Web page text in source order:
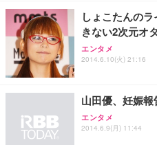
しょこたんの
きない2次元オ
エンタメ
2014.6.10(火) 21:16
山田優、妊娠
エンタメ
2014.6.9(月) 11:44